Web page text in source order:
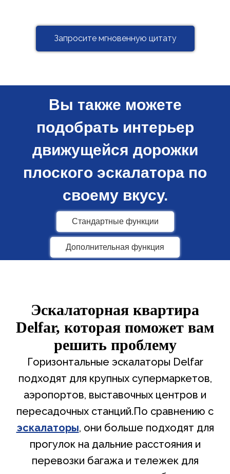
Запросите мгновенную цитату
Вы также можете
подобрать интерьер
движущейся дорожки
плоского эскалатора по
своему вкусу.
Стандартные функции
Дополнительная функция
Эскалаторная квартира
Delfar, которая поможет вам
решить проблему
Горизонтальные эскалаторы Delfar
подходят для крупных супермаркетов,
аэропортов, выставочных центров и
пересадочных станций.По сравнению с
эскалаторы, они больше подходят для
прогулок на дальние расстояния и
перевозки багажа и тележек для